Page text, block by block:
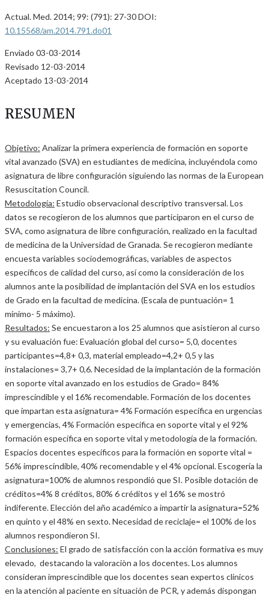
Actual. Med. 2014; 99: (791): 27-30 DOI:
10.15568/am.2014.791.do01
Enviado 03-03-2014
Revisado 12-03-2014
Aceptado 13-03-2014
RESUMEN
Objetivo: Analizar la primera experiencia de formación en soporte
vital avanzado (SVA) en estudiantes de medicina, incluyéndola como
asignatura de libre configuración siguiendo las normas de la European
Resuscitation Council.
Metodología: Estudio observacional descriptivo transversal. Los
datos se recogieron de los alumnos que participaron en el curso de
SVA, como asignatura de libre configuración, realizado en la facultad
de medicina de la Universidad de Granada. Se recogieron mediante
encuesta variables sociodemográficas, variables de aspectos
específicos de calidad del curso, así como la consideración de los
alumnos ante la posibilidad de implantación del SVA en los estudios
de Grado en la facultad de medicina. (Escala de puntuación= 1
mínimo- 5 máximo).
Resultados: Se encuestaron a los 25 alumnos que asistieron al curso
y su evaluación fue: Evaluación global del curso= 5,0, docentes
participantes=4,8+ 0,3, material empleado=4,2+ 0,5 y las
instalaciones= 3,7+ 0,6. Necesidad de la implantación de la formación
en soporte vital avanzado en los estudios de Grado= 84%
imprescindible y el 16% recomendable. Formación de los docentes
que impartan esta asignatura= 4% Formación específica en urgencias
y emergencias, 4% Formación específica en soporte vital y el 92%
formación específica en soporte vital y metodología de la formación.
Espacios docentes específicos para la formación en soporte vital =
56% imprescindible, 40% recomendable y el 4% opcional. Escogería la
asignatura=100% de alumnos respondió que SI. Posible dotación de
créditos=4% 8 créditos, 80% 6 créditos y el 16% se mostró
indiferente. Elección del año académico a impartir la asignatura=52%
en quinto y el 48% en sexto. Necesidad de reciclaje= el 100% de los
alumnos respondieron SI.
Conclusiones: El grado de satisfacción con la acción formativa es muy
elevado, destacando la valoraciòn a los docentes. Los alumnos
consideran imprescindible que los docentes sean expertos clínicos
en la atención al paciente en situación de PCR, y además dispongan